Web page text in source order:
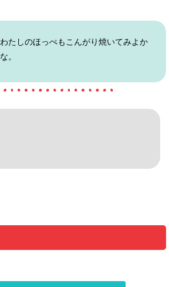
わたしのほっぺもこんがり焼いてみよか
な。